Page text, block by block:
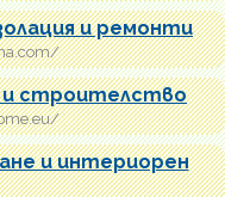
и ремонти
и строителство
и интериорен